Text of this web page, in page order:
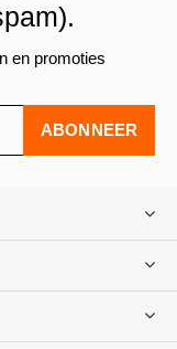
en promoties
ABONNEER